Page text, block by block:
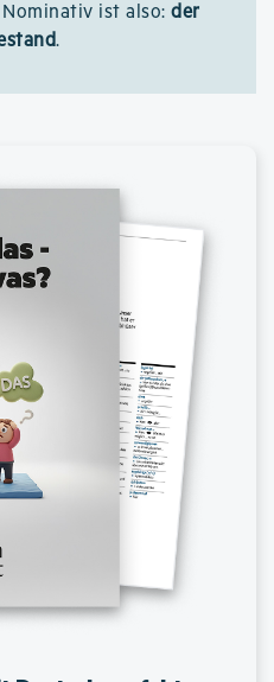
ist also: der
.